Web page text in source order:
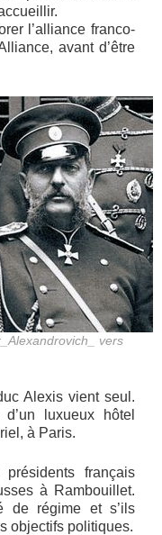
l’alliance franco-
avant d’être
vers
Alexis vient seul.
luxueux hôtel
à Paris.
français
à Rambouillet.
de régime et s’ils
objectifs politiques.